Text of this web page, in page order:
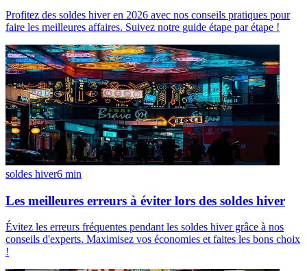
Profitez des soldes hiver en 2026 avec nos conseils pratiques pour
faire les meilleures affaires. Suivez notre guide étape par étape !
soldes hiver6 min
Les meilleures erreurs à éviter lors des soldes hiver
Évitez les erreurs fréquentes pendant les soldes hiver grâce à nos
conseils d'experts. Maximisez vos économies et faites les bons choix
!